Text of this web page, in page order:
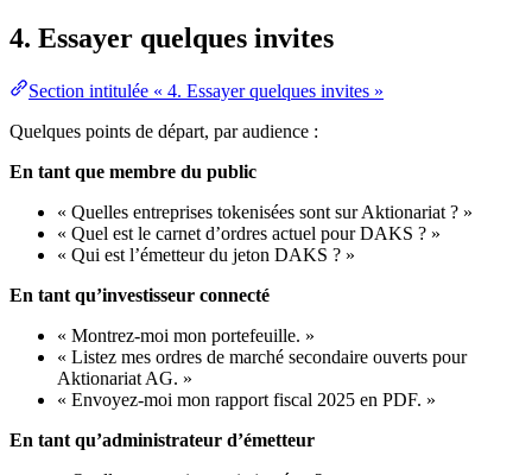
4. Essayer quelques invites
Section intitulée « 4. Essayer quelques invites »
Quelques points de départ, par audience :
En tant que membre du public
« Quelles entreprises tokenisées sont sur Aktionariat ? »
« Quel est le carnet d’ordres actuel pour DAKS ? »
« Qui est l’émetteur du jeton DAKS ? »
En tant qu’investisseur connecté
« Montrez-moi mon portefeuille. »
« Listez mes ordres de marché secondaire ouverts pour
Aktionariat AG. »
« Envoyez-moi mon rapport fiscal 2025 en PDF. »
En tant qu’administrateur d’émetteur